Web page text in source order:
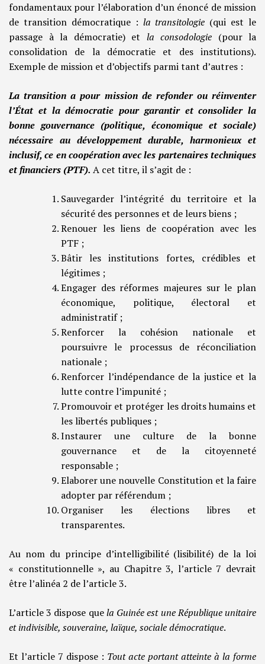
fondamentaux pour l’élaboration d’un énoncé de mission
de transition démocratique : la transitologie (qui est le
passage à la démocratie) et la consodologie (pour la
consolidation de la démocratie et des institutions).
Exemple de mission et d’objectifs parmi tant d’autres :
La transition a pour mission de refonder ou réinventer
l’État et la démocratie pour garantir et consolider la
bonne gouvernance (politique, économique et sociale)
nécessaire au développement durable, harmonieux et
inclusif, ce en coopération avec les partenaires techniques
et financiers (PTF). A cet titre, il s’agit de :
Sauvegarder l’intégrité du territoire et la
sécurité des personnes et de leurs biens ;
Renouer les liens de coopération avec les
PTF ;
Bâtir les institutions fortes, crédibles et
légitimes ;
Engager des réformes majeures sur le plan
économique, politique, électoral et
administratif ;
Renforcer la cohésion nationale et
poursuivre le processus de réconciliation
nationale ;
Renforcer l’indépendance de la justice et la
lutte contre l’impunité ;
Promouvoir et protéger les droits humains et
les libertés publiques ;
Instaurer une culture de la bonne
gouvernance et de la citoyenneté
responsable ;
Elaborer une nouvelle Constitution et la faire
adopter par référendum ;
Organiser les élections libres et
transparentes.
Au nom du principe d’intelligibilité (lisibilité) de la loi
« constitutionnelle », au Chapitre 3, l’article 7 devrait
être l’alinéa 2 de l’article 3.
L’article 3 dispose quela Guinée est une République unitaire
et indivisible, souveraine, laïque, sociale démocratique.
Et l’article 7 dispose : Tout acte portant atteinte à la forme